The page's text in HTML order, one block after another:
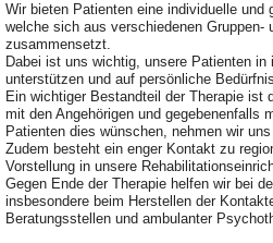
Wir bieten Patienten eine individuelle und
welche sich aus verschiedenen Gruppen-
zusammensetzt.
Dabei ist uns wichtig, unsere Patienten
unterstützen und auf persönliche
Ein wichtiger Bestandteil der Therapie ist
mit den Angehörigen und gegebenenfalls
Patienten dies wünschen, nehmen wir
Zudem besteht ein enger Kontakt zu
Vorstellung in unsere
Gegen Ende der Therapie helfen wir bei
insbesondere beim Herstellen der
Beratungsstellen und ambulanter